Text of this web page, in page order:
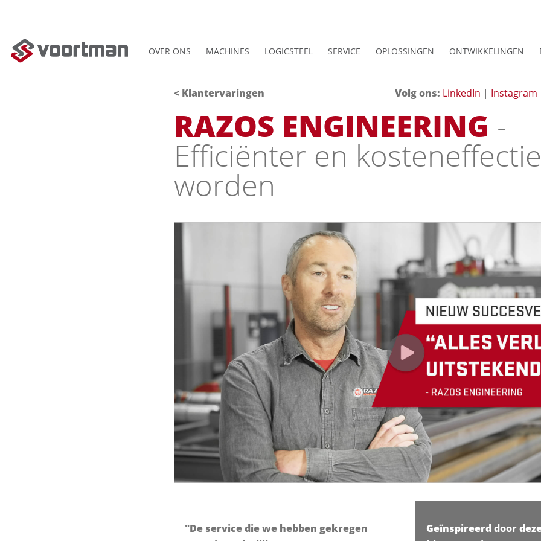
OVER ONS MACHINES LOGICSTEEL SERVICE OPLOSSINGEN ONTWIKKELINGEN
< Klantervaringen Volg ons: LinkedIn | Instagram
RAZOS ENGINEERING -
Efficiënter en
worden
"De service die we hebben gekregen
Geïnspireerd door